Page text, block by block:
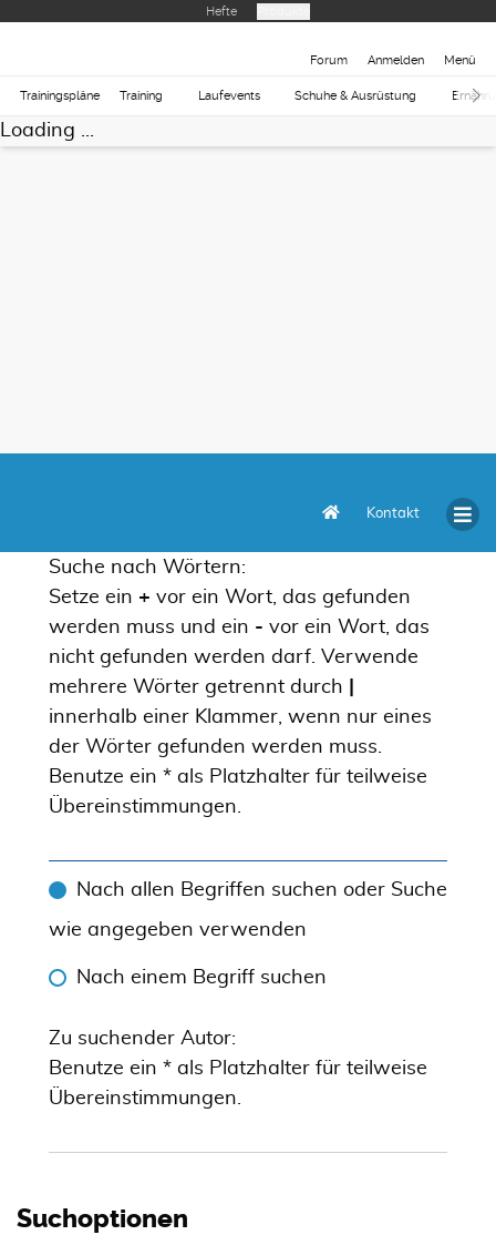
Hefte
Forum Anmelden Menü
Trainingspläne Training Laufevents Schuhe & Ausrüstung
Loading ...
Kontakt
Suche nach Wörtern:
Setze ein + vor ein Wort, das gefunden
werden muss und ein - vor ein Wort, das
nicht gefunden werden darf. Verwende
mehrere Wörter getrennt durch
innerhalb einer Klammer, wenn nur eines
der Wörter gefunden werden muss.
Benutze ein * als Platzhalter für teilweise
Übereinstimmungen.
Nach allen Begriffen suchen oder Suche
wie angegeben verwenden
Nach einem Begriff suchen
Zu suchender Autor:
Benutze ein * als Platzhalter für teilweise
Übereinstimmungen.
Suchoptionen